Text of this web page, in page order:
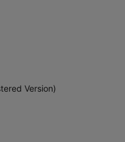
Version)